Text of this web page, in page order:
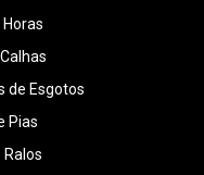
de Esgotos
Pias